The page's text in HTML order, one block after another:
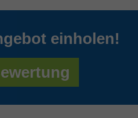
einholen!